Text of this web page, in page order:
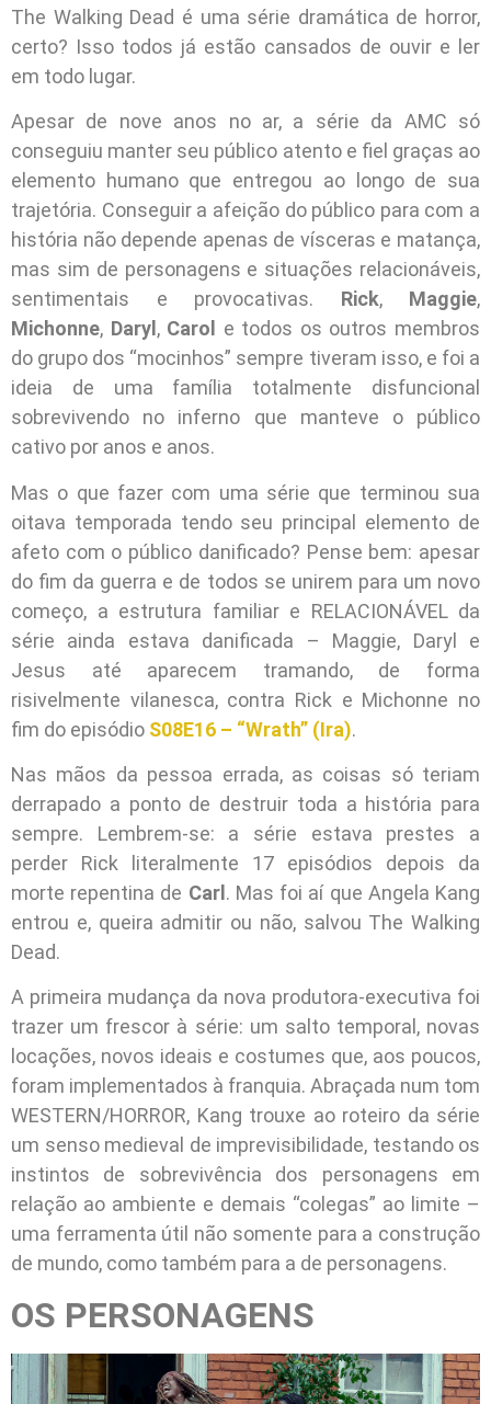
The Walking Dead é uma série dramática de horror,
certo? Isso todos já estão cansados de ouvir e ler
em todo lugar.
Apesar de nove anos no ar, a série da AMC só
conseguiu manter seu público atento e fiel graças ao
elemento humano que entregou ao longo de sua
trajetória. Conseguir a afeição do público para com a
história não depende apenas de vísceras e matança,
mas sim de personagens e situações relacionáveis,
sentimentais e provocativas. Rick, Maggie,
Michonne, Daryl , Carol
e todos os outros membros
do grupo dos “mocinhos” sempre tiveram isso, e foi a
ideia de uma família totalmente disfuncional
sobrevivendo no inferno que manteve o público
cativo por anos e anos.
Mas o que fazer com uma série que terminou sua
oitava temporada tendo seu principal elemento de
afeto com o público danificado? Pense bem: apesar
do fim da guerra e de todos se unirem para um novo
começo, a estrutura familiar e RELACIONÁVEL da
série ainda estava danificada – Maggie, Daryl e
Jesus até aparecem tramando, de forma
risivelmente vilanesca, contra Rick e Michonne no
fim do episódio S08E16 – “Wrath” (Ira).
Nas mãos da pessoa errada, as coisas só teriam
derrapado a ponto de destruir toda a história para
sempre. Lembrem-se: a série estava prestes a
perder Rick literalmente 17 episódios depois da
morte repentina de Carl . Mas foi aí que Angela Kang
entrou e, queira admitir ou não, salvou The Walking
Dead.
A primeira mudança da nova produtora-executiva foi
trazer um frescor à série: um salto temporal, novas
locações, novos ideais e costumes que, aos poucos,
foram implementados à franquia. Abraçada num tom
WESTERN/HORROR, Kang trouxe ao roteiro da série
um senso medieval de imprevisibilidade, testando os
instintos de sobrevivência dos personagens em
relação ao ambiente e demais “colegas” ao limite –
uma ferramenta útil não somente para a construção
de mundo, como também para a de personagens.
OS PERSONAGENS